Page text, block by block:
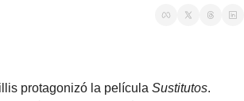
protagonizó la película Sustitutos.